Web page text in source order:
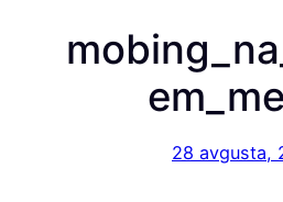
28 avgusta,